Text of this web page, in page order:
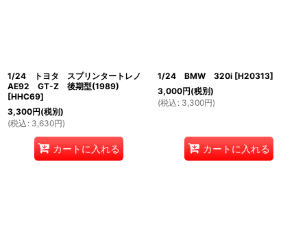
1/24 トヨタ スプリンタートレノ
AE92 GT-Z 後期型(1989)
[HHC69]
3,300円(税別)
(税込 : 3,630円)
カートに入れる
1/24 BMW 320i [H20313]
3,000円(税別)
(税込 : 3,300円)
カートに入れる